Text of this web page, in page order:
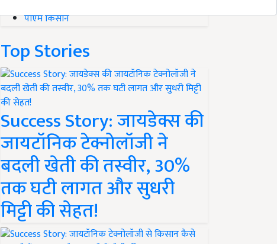
पीएम किसान
Top Stories
Success Story: जायडेक्स की
जायटॉनिक टेक्नोलॉजी ने
बदली खेती की तस्वीर, 30%
तक घटी लागत और सुधरी
मिट्टी की सेहत!